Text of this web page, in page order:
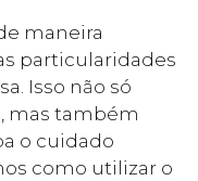
maneira
particularidades
Isso não só
mas também
o cuidado
como utilizar o